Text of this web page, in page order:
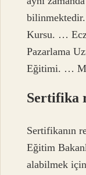
Kursu. …
Pazarlama
Eğitimi. …
Sertifika
Sertifikanın
Eğitim
alabilmek